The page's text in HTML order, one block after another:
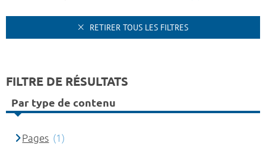
RETIRER TOUS LES FILTRES
FILTRE DE RÉSULTATS
Par type de contenu
Pages (1)